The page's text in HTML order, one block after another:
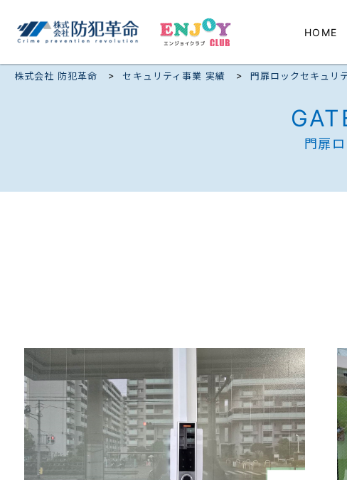
HOME
株式会社 防犯革命 > セキュリティ事業 実績 > 門扉ロックセキュリ
門扉